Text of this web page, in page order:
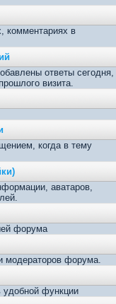
комментариях в
ответы сегодня,
визита.
когда в тему
аватаров,
форума
модераторов форума.
удобной функции